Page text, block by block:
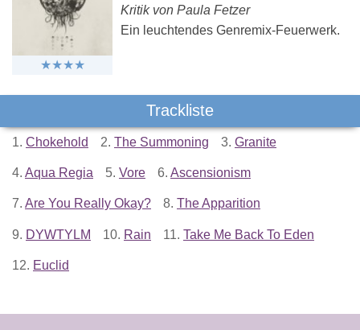
Kritik von Paula Fetzer
Ein leuchtendes Genremix-Feuerwerk.
Trackliste
1. Chokehold 2. The Summoning 3. Granite
4. Aqua Regia 5. Vore 6. Ascensionism
7. Are You Really Okay? 8. The Apparition
9. DYWTYLM 10. Rain 11. Take Me Back To Eden
12. Euclid